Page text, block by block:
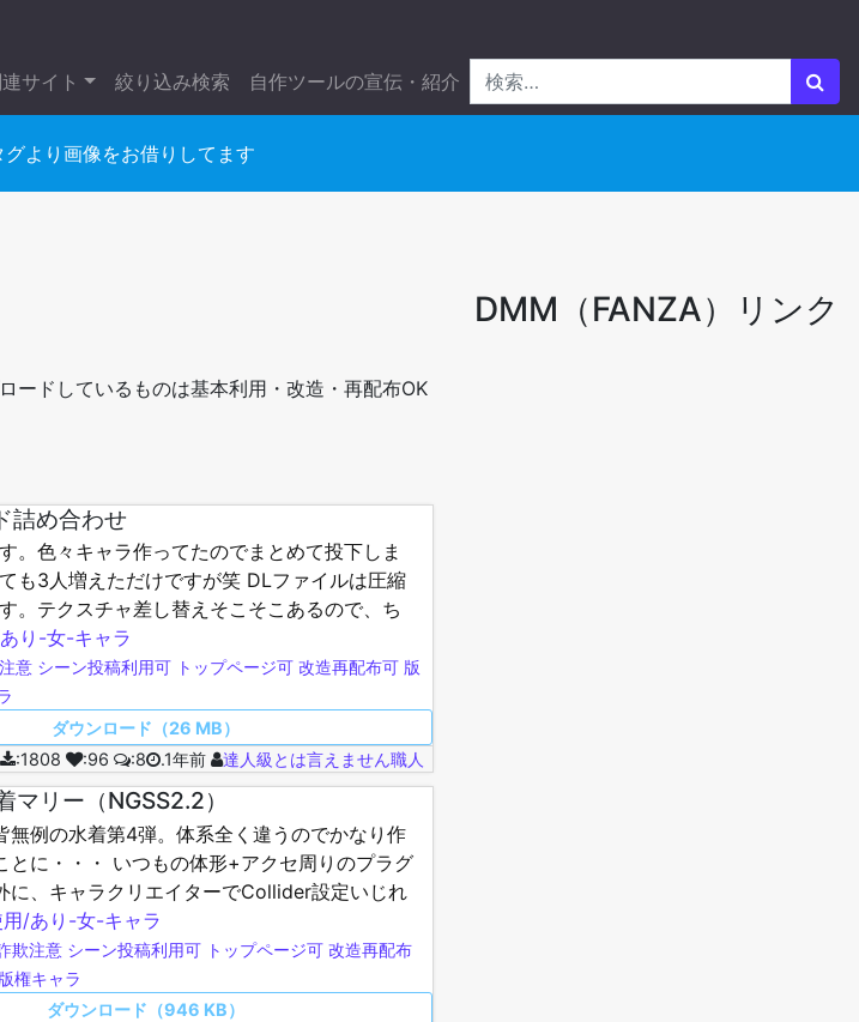
サイト 絞り込み検索 自作ツールの宣伝・紹介
グより画像をお借りしてます
ードしているものは基本利用・改造・再配布OK
詰め合わせ
。色々キャラ作ってたのでまとめて投下しま
も3人増えただけですが笑 DLファイルは圧縮
。テクスチャ差し替えそこそこあるので、ち
かもです。全部いらねーよと言う方はギャラ
り-女-キャラ
意 シーン投稿利用可 トップページ可 改造再配布可 版
ダウンロード（26 MB）
:1808 :96 :8 .1年前 達人級とは言えません職人
マリー（NGSS2.2）
無例の水着第4弾。体系全く違うのでかなり作
とに・・・ いつもの体形+アクセ周りのプラグ
に、キャラクリエイターでCollider設定いじれ
イン（名前忘れた笑）必須です よろしければ
…
/あり-女-キャラ
欺注意 シーン投稿利用可 トップページ可 改造再配布
権キャラ
ダウンロード（946 KB）
DMM（FANZA）リンク